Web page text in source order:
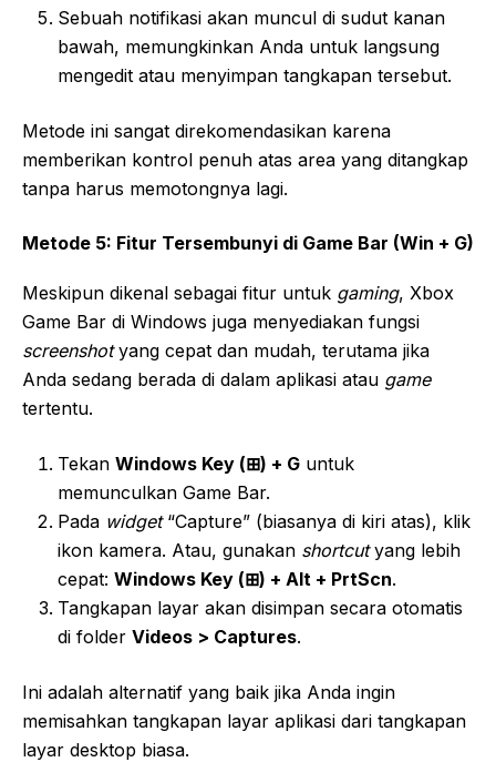
Sebuah notifikasi akan muncul di sudut kanan
bawah, memungkinkan Anda untuk langsung
mengedit atau menyimpan tangkapan tersebut.
Metode ini sangat direkomendasikan karena
memberikan kontrol penuh atas area yang ditangkap
tanpa harus memotongnya lagi.
Metode 5: Fitur Tersembunyi di Game Bar (Win + G)
Meskipun dikenal sebagai fitur untuk gaming, Xbox
Game Bar di Windows juga menyediakan fungsi
screenshotyang cepat dan mudah, terutama jika
Anda sedang berada di dalam aplikasi atau game
tertentu.
Tekan Windows Key (⊞) + G untuk
memunculkan Game Bar.
Pada widget“Capture” (biasanya di kiri atas), klik
ikon kamera. Atau, gunakan shortcutyang lebih
cepat: Windows Key (⊞) + Alt + PrtScn.
Tangkapan layar akan disimpan secara otomatis
di folder Videos > Captures.
Ini adalah alternatif yang baik jika Anda ingin
memisahkan tangkapan layar aplikasi dari tangkapan
layar desktop biasa.